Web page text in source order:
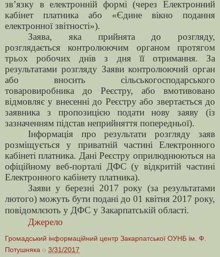
зв’язку в електронній формі (через Електронний
кабінет платника або «Єдине вікно подання
електронної звітності»).
Заява, яка прийнята до розгляду,
розглядається контролюючим органом протягом
трьох робочих днів з дня її отримання. За
результатами розгляду Заяви контролюючий орган
або вносить сільськогосподарського
товаровиробника до Реєстру, або вмотивовано
відмовляє у внесенні до Реєстру або звертається до
заявника з пропозицією подати нову заяву (із
зазначенням підстав неприйняття попередньої).
Інформація про результати розгляду заяв
розміщується у приватній частині Електронного
кабінеті платника. Дані Реєстру оприлюднюються на
офіційному веб-порталі ДФС (у відкритій частині
Електронного кабінету платника).
Заяви у березні 2017 року (за результатами
лютого) можуть бути подані до 01 квітня 2017 року,
повідомлєють у ДФС у Закарпатській області.
Джерело
Громадський інформаційний центр Закарпатської ОУНБ ім. Ф.
Потушняка о 3/31/2017